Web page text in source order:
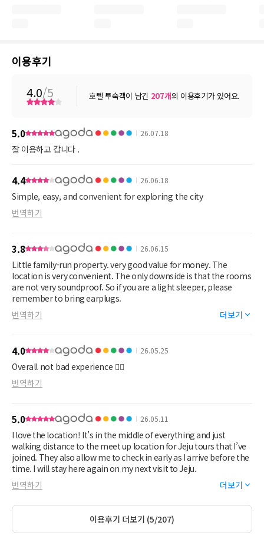
이용후기
4.0/5 호텔 투숙객이 남긴 207개의 이용후기가 있어요.
5.0 26.07.18
잘 이용하고 갑니다 .
4.4 26.06.18
Simple, easy, and convenient for exploring the city
번역하기
3.8 26.06.15
Little family-run property. very good value for money. The
location is very convenient. The only downside is that the rooms
are not very soundproof. So if you are a light sleeper, please
remember to bring earplugs.
번역하기
더보기
4.0 26.05.25
Overall not bad experience 👍🏻
번역하기
5.0 26.05.11
I love the location! It’s in the middle of everything and just
walking distance to the meet up location for Jeju tours that I’ve
joined. They also allow me to check in early as I arrive before the
time. I will stay here again on my next visit to Jeju.
번역하기
더보기
이용후기 더보기 (5/207)